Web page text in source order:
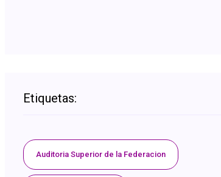
Etiquetas:
Auditoria Superior de la Federacion